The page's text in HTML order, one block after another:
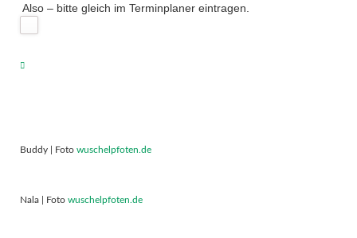
Also – bitte gleich im Terminplaner eintragen.
Buddy | Foto wuschelpfoten.de
Nala | Foto wuschelpfoten.de